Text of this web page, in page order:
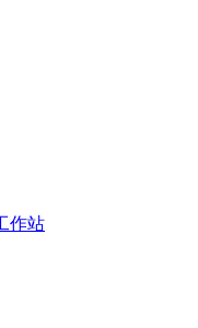
作站